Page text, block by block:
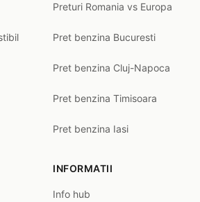
Preturi Romania vs Europa
Pret benzina Bucuresti
Pret benzina Cluj-Napoca
Pret benzina Timisoara
Pret benzina Iasi
INFORMATII
Info hub